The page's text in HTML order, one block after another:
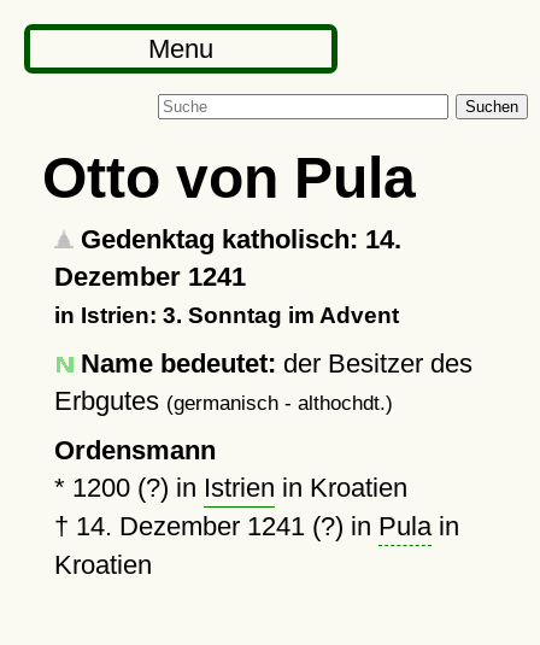
Menu
Suchen
Otto von Pula
Gedenktag katholisch: 14.
Dezember 1241
in Istrien: 3. Sonntag im Advent
Name bedeutet: der Besitzer des
Erbgutes (germanisch - althochdt.)
Ordensmann
* 1200 (?) in Istrien in Kroatien
† 14. Dezember 1241 (?) in Pulain
Kroatien